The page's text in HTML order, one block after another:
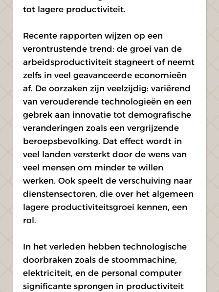
tot lagere productiviteit.
Recente rapporten wijzen op een
verontrustende trend: de groei van de
arbeidsproductiviteit stagneert of neemt
zelfs in veel geavanceerde economieën
af. De oorzaken zijn veelzijdig: variërend
van verouderende technologieën en een
gebrek aan innovatie tot demografische
veranderingen zoals een vergrijzende
beroepsbevolking. Dat effect wordt in
veel landen versterkt door de wens van
veel mensen om minder te willen
werken. Ook speelt de verschuiving naar
dienstensectoren, die over het algemeen
lagere productiviteitsgroei kennen, een
rol.
In het verleden hebben technologische
doorbraken zoals de stoommachine,
elektriciteit, en de personal computer
significante sprongen in productiviteit